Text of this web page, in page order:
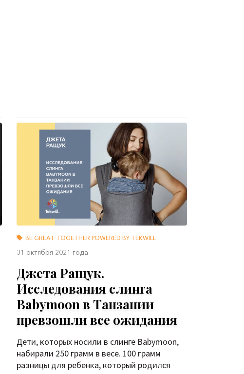
BE GREAT TOGETHER POWERED BY TEKWILL
31 октября 2021 года
Джета Ращук.
Исследования слинга
Babymoon в Танзании
превзошли все ожидания
Дети, которых носили в слинге Babymoon,
набирали 250 грамм в весе. 100 грамм
разницы для ребенка, который родился